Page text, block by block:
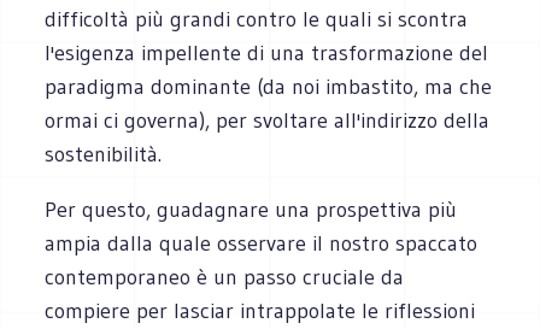
difficoltà più grandi contro le quali si scontra
l'esigenza impellente di una trasformazione del
paradigma dominante (da noi imbastito, ma che
ormai ci governa), per svoltare all'indirizzo della
sostenibilità.
Per questo, guadagnare una prospettiva più
ampia dalla quale osservare il nostro spaccato
contemporaneo è un passo cruciale da
compiere per lasciar intrappolate le riflessioni